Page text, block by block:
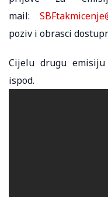
mail:
poziv i obrasci
Cijelu drugu
ispod.